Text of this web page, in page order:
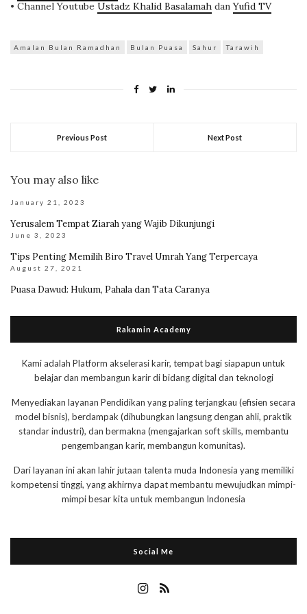
• Channel Youtube Ustadz Khalid Basalamah danYufid TV
Amalan Bulan Ramadhan Bulan Puasa Sahur Tarawih
Previous Post Next Post
You may also like
January 21, 2023
Yerusalem Tempat Ziarah yang Wajib Dikunjungi
June 3, 2023
Tips Penting Memilih Biro Travel Umrah Yang Terpercaya
August 27, 2021
Puasa Dawud: Hukum, Pahala dan Tata Caranya
Rakamin Academy
Kami adalah Platform akselerasi karir, tempat bagi siapapun untuk
belajar dan membangun karir di bidang digital dan teknologi
Menyediakan layanan Pendidikan yang paling terjangkau (efisien secara
model bisnis), berdampak (dihubungkan langsung dengan ahli, praktik
standar industri), dan bermakna (mengajarkan soft skills, membantu
pengembangan karir, membangun komunitas).
Dari layanan ini akan lahir jutaan talenta muda Indonesia yang memiliki
kompetensi tinggi, yang akhirnya dapat membantu mewujudkan mimpi-
mimpi besar kita untuk membangun Indonesia
Social Me